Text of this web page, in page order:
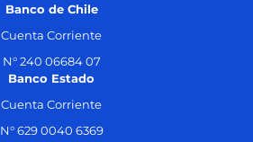
Banco de Chile
Cuenta Corriente
N° 240 06684 07
Banco Estado
Cuenta Corriente
N° 629 0040 6369